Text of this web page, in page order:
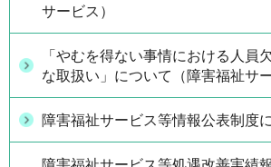
サービス）
「やむを得ない事情における人員
な取扱い」について（障害福祉サー
障害福祉サービス等情報公表制度